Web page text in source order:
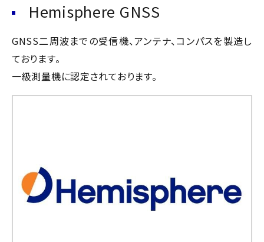
Hemisphere GNSS
GNSS二周波までの受信機、アンテナ、コンパスを製造し
ております。
一級測量機に認定されております。